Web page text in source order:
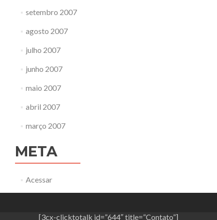
setembro 2007
agosto 2007
julho 2007
junho 2007
maio 2007
abril 2007
março 2007
META
Acessar
[3cx-clicktotalk id=”644″ title=”Contato”]